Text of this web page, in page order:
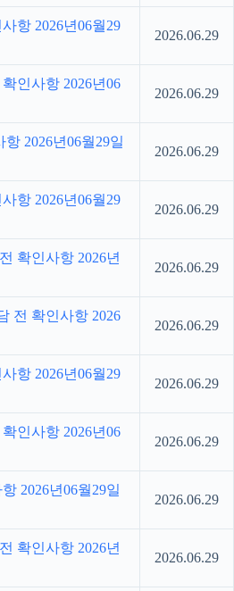
항 2026년06월29
2026.06.29
인사항 2026년06
2026.06.29
2026년06월29일
2026.06.29
항 2026년06월29
2026.06.29
확인사항 2026년
2026.06.29
전 확인사항 2026
2026.06.29
항 2026년06월29
2026.06.29
인사항 2026년06
2026.06.29
2026년06월29일
2026.06.29
확인사항 2026년
2026.06.29